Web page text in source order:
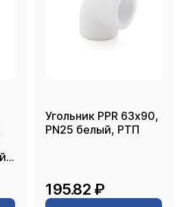
Угольник PPR 63х90,
PN25 белый, РТП
195.82 ₽